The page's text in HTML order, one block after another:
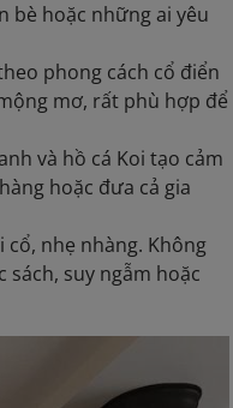
bè hoặc những ai yêu
phong cách cổ điển
mơ, rất phù hợp để
và hồ cá Koi tạo cảm
hoặc đưa cả gia
nhẹ nhàng. Không
suy ngẫm hoặc